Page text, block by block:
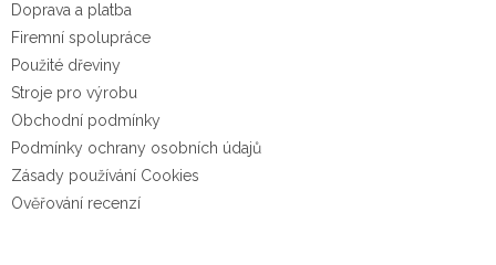
Doprava a platba
Firemní spolupráce
Použité dřeviny
Stroje pro výrobu
Obchodní podmínky
Podmínky ochrany osobních údajů
Zásady používání Cookies
Ověřování recenzí